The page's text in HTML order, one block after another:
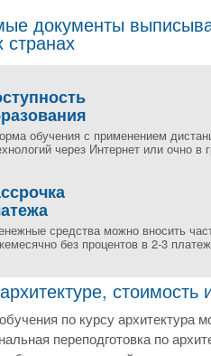
документы
странах
обучения с применением
через Интернет или очно в
средства можно вносить
без процентов в 2-3
стоимость
по курсу архитектура
переподготовка по